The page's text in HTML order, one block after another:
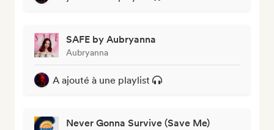
SAFE by Aubryanna
Aubryanna
A ajouté à une playlist
Never Gonna Survive (Save Me)